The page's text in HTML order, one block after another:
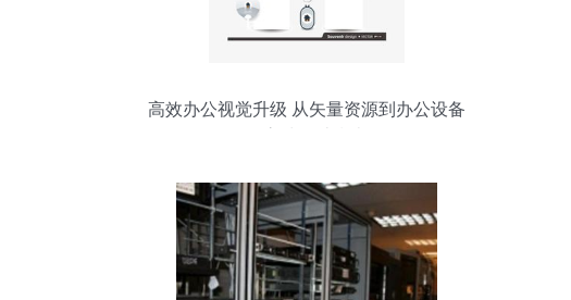
高效办公视觉升级 从矢量资源到办公设备